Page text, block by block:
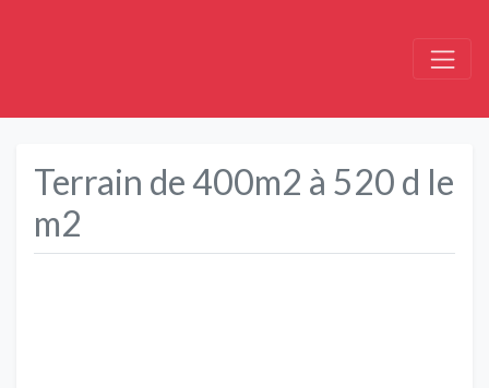
Terrain de 400m2 à 520 d le
m2